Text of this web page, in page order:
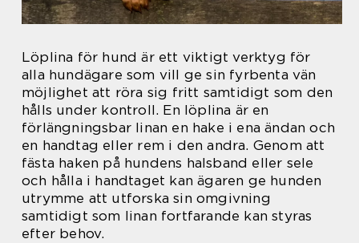
Löplina för hund är ett viktigt verktyg för
alla hundägare som vill ge sin fyrbenta vän
möjlighet att röra sig fritt samtidigt som den
hålls under kontroll. En löplina är en
förlängningsbar linan en hake i ena ändan och
en handtag eller rem i den andra. Genom att
fästa haken på hundens halsband eller sele
och hålla i handtaget kan ägaren ge hunden
utrymme att utforska sin omgivning
samtidigt som linan fortfarande kan styras
efter behov.